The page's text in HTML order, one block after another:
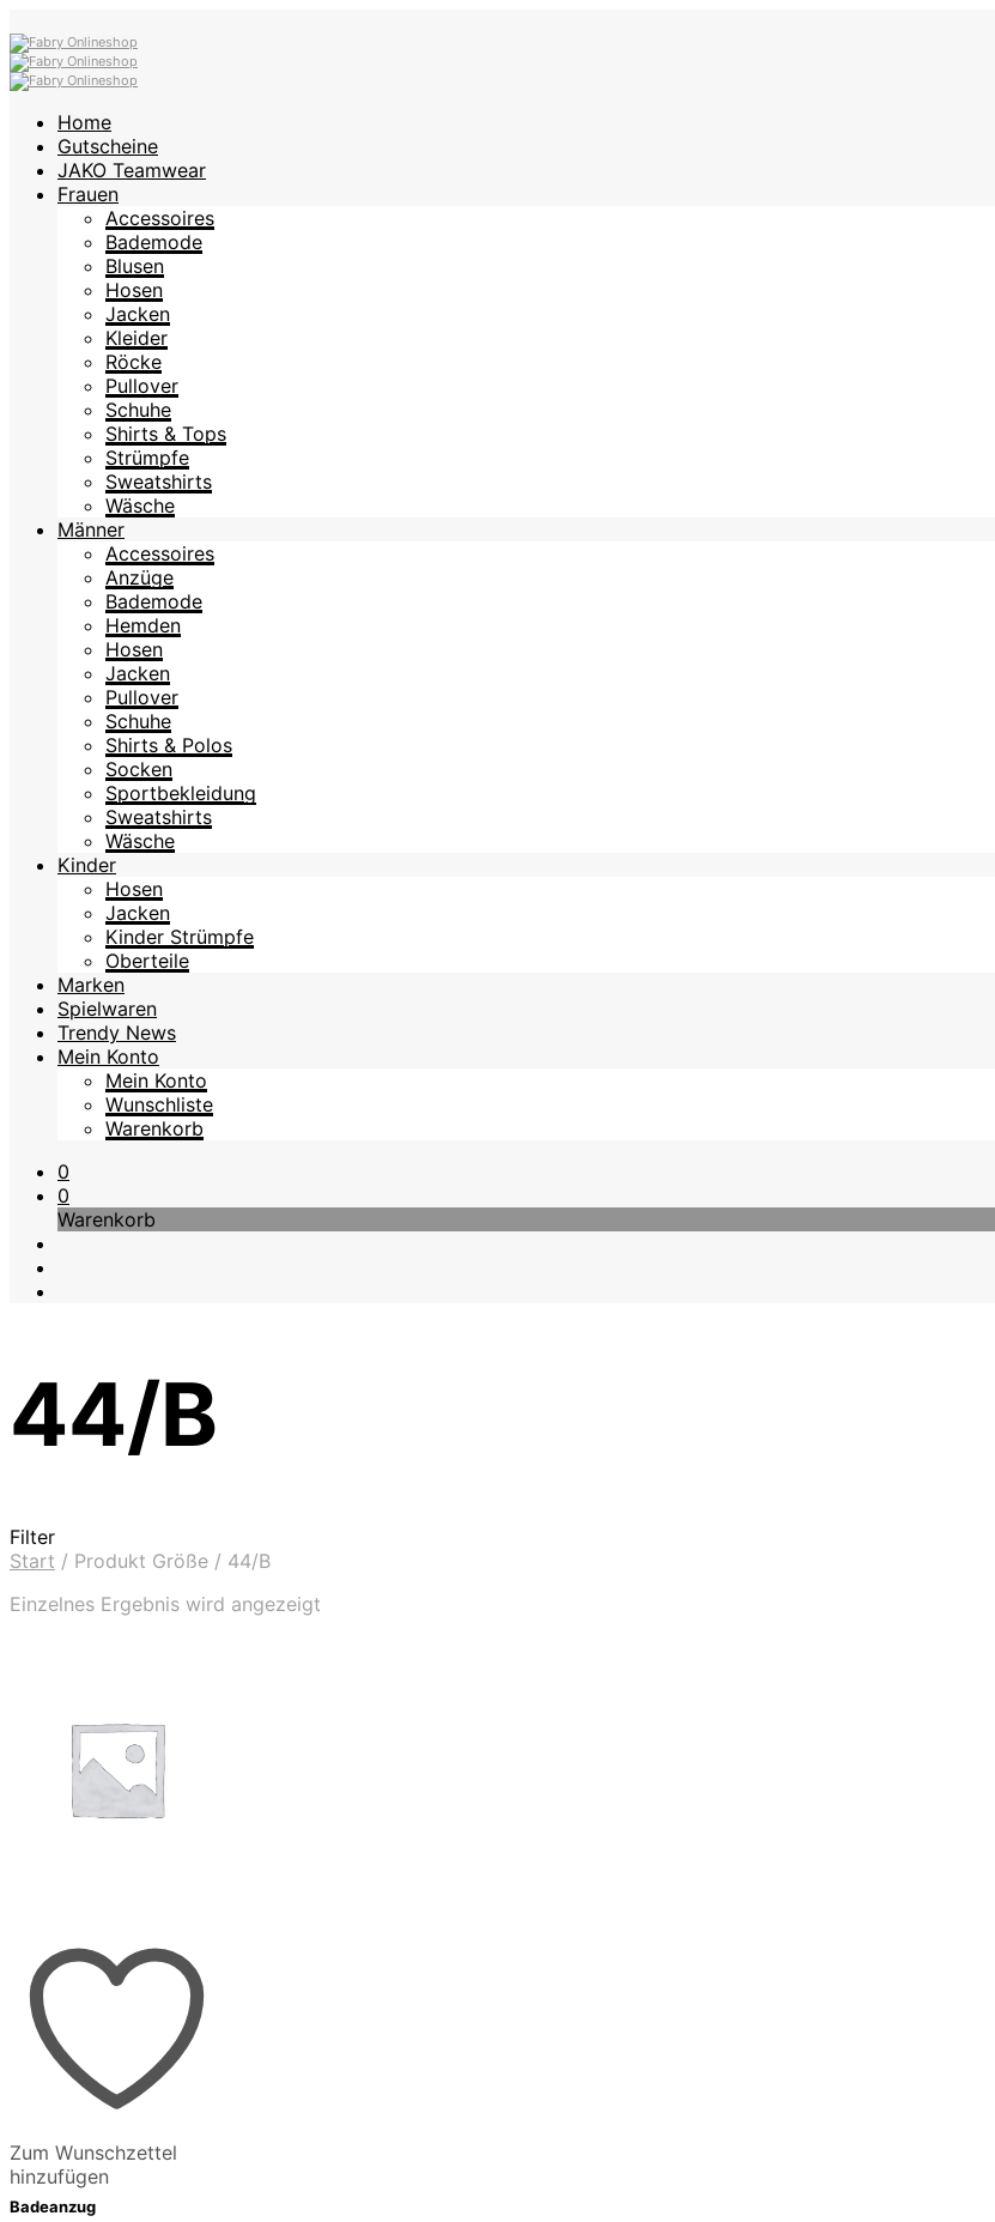
Home
Gutscheine
JAKO Teamwear
Frauen
Accessoires
Bademode
Blusen
Hosen
Jacken
Kleider
Röcke
Pullover
Schuhe
Shirts & Tops
Strümpfe
Sweatshirts
Wäsche
Männer
Accessoires
Anzüge
Bademode
Hemden
Hosen
Jacken
Pullover
Schuhe
Shirts & Polos
Socken
Sportbekleidung
Sweatshirts
Wäsche
Kinder
Hosen
Jacken
Kinder Strümpfe
Oberteile
Marken
Spielwaren
Trendy News
Mein Konto
Mein Konto
Wunschliste
Warenkorb
0
0
Warenkorb
44/B
Filter
Start / Produkt Größe / 44/B
Einzelnes Ergebnis wird angezeigt
Zum Wunschzettel
hinzufügen
Badeanzug